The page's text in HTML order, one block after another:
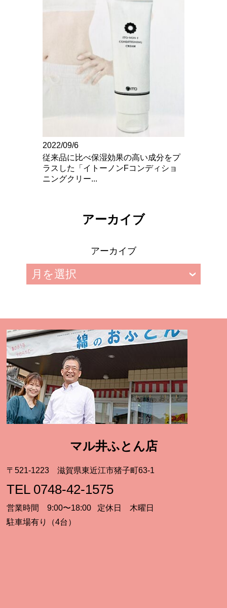
2022/09/6
従来品に比べ保湿効果の高い成分をプ
ラスした「イトーノンFコンディショ
ニングクリー...
アーカイブ
アーカイブ
マル井ふとん店
〒521-1223 滋賀県東近江市猪子町63-1
TEL 0748-42-1575
営業時間 9:00〜18:00 定休日 木曜日
駐車場有り（4台）